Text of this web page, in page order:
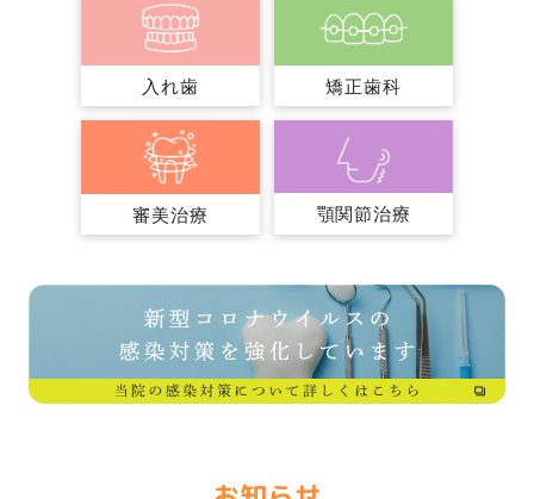
入れ歯 矯正歯科
審美治療 顎関節治療